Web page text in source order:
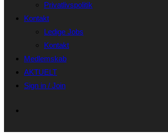
Privatlivspolitik
Kontakt
Ledige Jobs
Kontakt
Medlemskab
AKTUELT
Sign in / Join